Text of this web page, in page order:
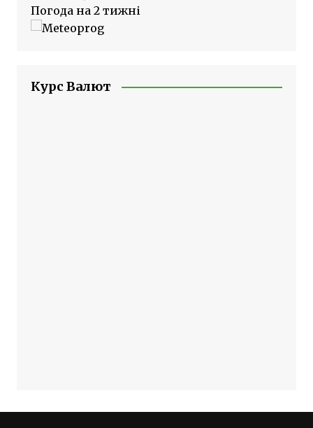
Погода на 2 тижні
Курс Валют